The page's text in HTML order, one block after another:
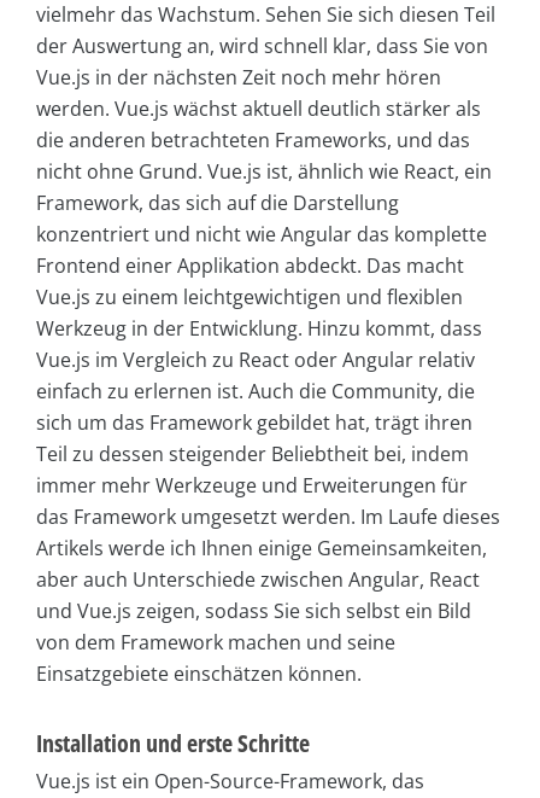
vielmehr das Wachstum. Sehen Sie sich diesen Teil
der Auswertung an, wird schnell klar, dass Sie von
Vue.js in der nächsten Zeit noch mehr hören
werden. Vue.js wächst aktuell deutlich stärker als
die anderen betrachteten Frameworks, und das
nicht ohne Grund. Vue.js ist, ähnlich wie React, ein
Framework, das sich auf die Darstellung
konzentriert und nicht wie Angular das komplette
Frontend einer Applikation abdeckt. Das macht
Vue.js zu einem leichtgewichtigen und flexiblen
Werkzeug in der Entwicklung. Hinzu kommt, dass
Vue.js im Vergleich zu React oder Angular relativ
einfach zu erlernen ist. Auch die Community, die
sich um das Framework gebildet hat, trägt ihren
Teil zu dessen steigender Beliebtheit bei, indem
immer mehr Werkzeuge und Erweiterungen für
das Framework umgesetzt werden. Im Laufe dieses
Artikels werde ich Ihnen einige Gemeinsamkeiten,
aber auch Unterschiede zwischen Angular, React
und Vue.js zeigen, sodass Sie sich selbst ein Bild
von dem Framework machen und seine
Einsatzgebiete einschätzen können.
Installation und erste Schritte
Vue.js ist ein Open-Source-Framework, das